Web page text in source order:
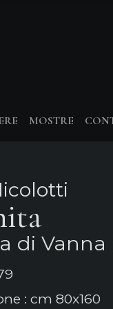
MOSTRE
di Vanna
: cm 80x160